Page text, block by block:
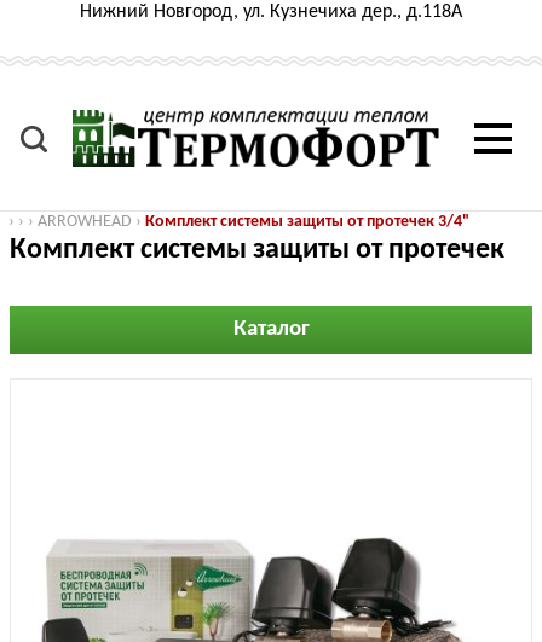
Нижний Новгород, ул. Кузнечиха дер., д.118А
› › › ARROWHEAD › Комплект системы защиты от протечек 3/4"
Комплект системы защиты от протечек
Каталог